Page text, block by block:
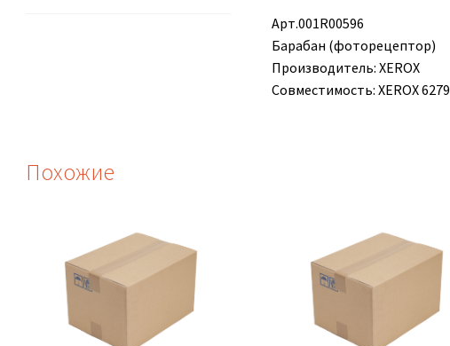
Арт.001R00596
Барабан (фоторецептор)
Производитель: XEROX
Совместимость: XEROX 6279
Похожие